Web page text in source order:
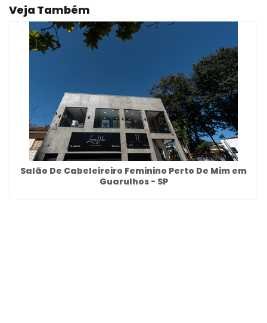
Veja Também
Salão De Cabeleireiro Feminino Perto De Mim em
Guarulhos - SP